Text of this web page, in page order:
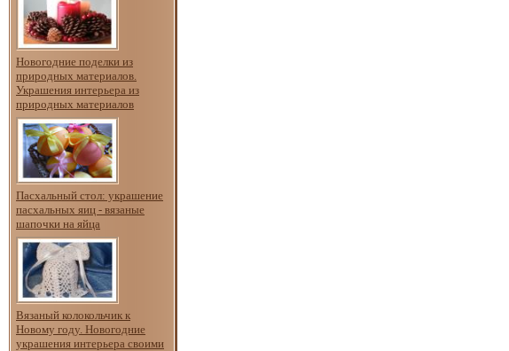
Новогодние поделки из
природных материалов.
Украшения интерьера из
природных материалов
Пасхальный стол: украшение
пасхальных яиц - вязаные
шапочки на яйца
Вязаный колокольчик к
Новому году. Новогодние
украшения интерьера своими